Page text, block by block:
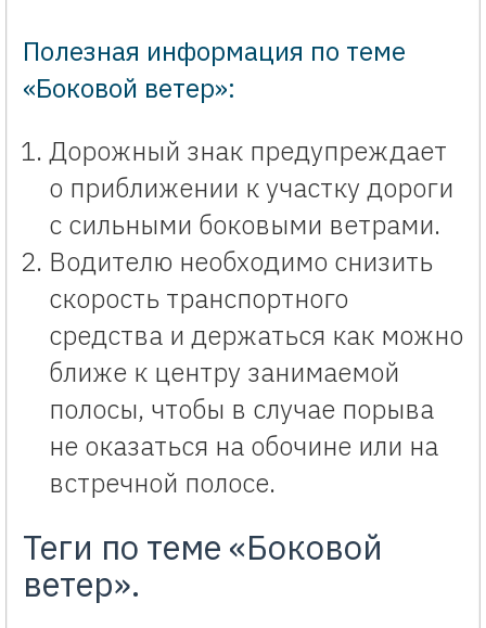
Полезная информация по теме
«Боковой ветер»:
Дорожный знак предупреждает
о приближении к участку дороги
с сильными боковыми ветрами.
Водителю необходимо снизить
скорость транспортного
средства и держаться как можно
ближе к центру занимаемой
полосы, чтобы в случае порыва
не оказаться на обочине или на
встречной полосе.
Теги по теме «Боковой
ветер».